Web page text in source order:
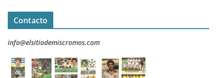
Contacto
info@elsitiodemiscromos.com